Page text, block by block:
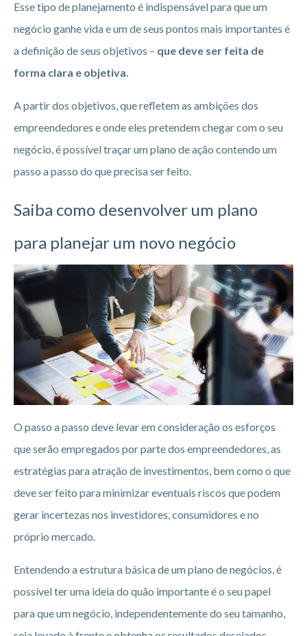
Esse tipo de planejamento é indispensável para que um
negócio ganhe vida e um de seus pontos mais importantes é
a definição de seus objetivos – que deve ser feita de
forma clara e objetiva.
A partir dos objetivos, que refletem as ambições dos
empreendedores e onde eles pretendem chegar com o seu
negócio, é possível traçar um plano de ação contendo um
passo a passo do que precisa ser feito.
Saiba como desenvolver um plano
para planejar um novo negócio
O passo a passo deve levar em consideração os esforços
que serão empregados por parte dos empreendedores, as
estratégias para atração de investimentos, bem como o que
deve ser feito para minimizar eventuais riscos que podem
gerar incertezas nos investidores, consumidores e no
próprio mercado.
Entendendo a estrutura básica de um plano de negócios, é
possível ter uma ideia do quão importante é o seu papel
para que um negócio, independentemente do seu tamanho,